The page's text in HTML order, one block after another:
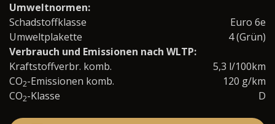
Umweltnormen:
Schadstoffklasse
Euro 6e
Umweltplakette
4 (Grün)
Verbrauch und Emissionen nach WLTP:
Kraftstoffverbr. komb.
5,3 l/100km
CO2-Emissionen komb.
120 g/km
CO2-Klasse D